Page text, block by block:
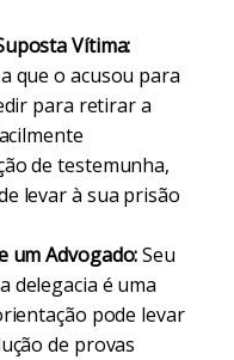
Vítima:
que o acusou para
para retirar a
de testemunha,
levar à sua prisão
um Advogado:Seu
delegacia é uma
pode levar
de provas